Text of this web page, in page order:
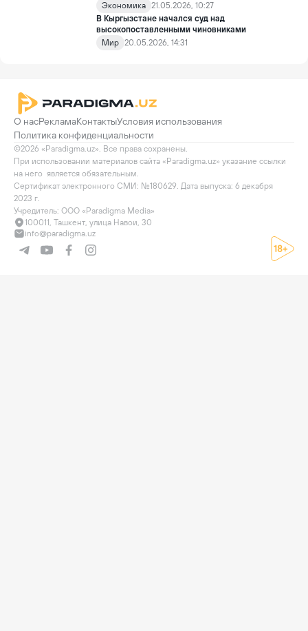
Экономика 21.05.2026, 10:27
В Кыргызстане начался суд над
высокопоставленными чиновниками
Мир 20.05.2026, 14:31
О насРекламаКонтактыУсловия использования
Политика конфиденциальности
©2026 «Paradigma.uz». Все права сохранены.
При использовании материалов сайта «Paradigma.uz» указание ссылки
на него  является обязательным.
Сертификат электронного СМИ: №180629. Дата выпуска: 6 декабря
2023 г.
Учредитель: ООО «Paradigma Media»
100011, Ташкент, улица Навои, 30
info@paradigma.uz